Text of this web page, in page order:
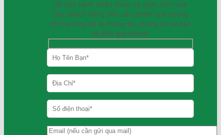
rất hân hạnh nhận được sự quan tâm của
Quý khách hàng đến sản phẩm của chúng
tôi.Vui lòng để lại thông tin, chúng tôi sẽ liên
hệ đến quý khách.